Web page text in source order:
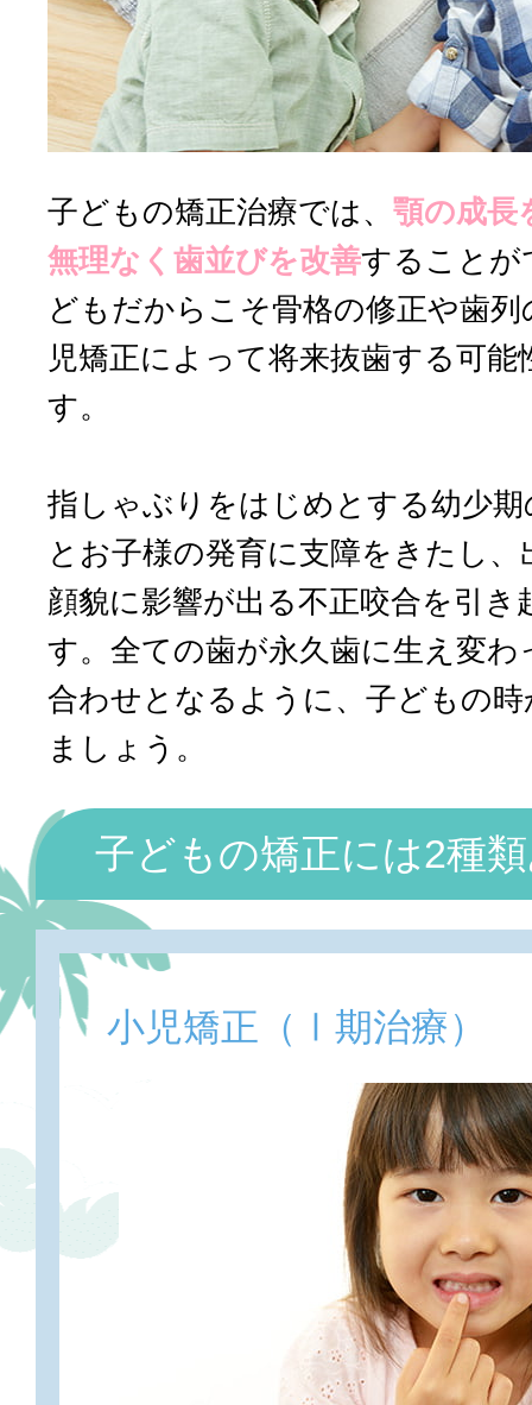
子どもの矯正治療では、 顎の成長
無理なく歯並びを改善することが
どもだからこそ骨格の修正や歯
児矯正によって将来抜歯する可
す。
指しゃぶりをはじめとする幼少
とお子様の発育に支障をきたし
顔貌に影響が出る不正咬合を引
す。全ての歯が永久歯に生え変
合わせとなるように、子どもの
ましょう。
子どもの矯正には2種
小児矯正（Ⅰ期治療）